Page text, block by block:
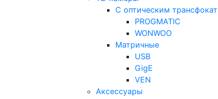
С оптическим
PROGMATIC
WONWOO
Матричные
USB
GigE
VEN
Аксессуары